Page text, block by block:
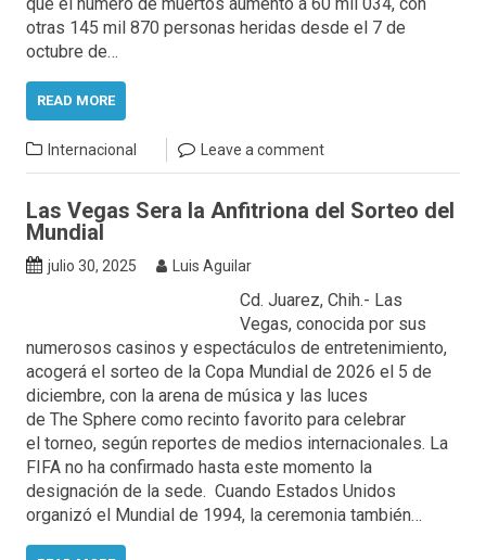
otras 145 mil 870 personas heridas desde el 7 de
octubre de…
READ MORE
Internacional Leave a comment
Las Vegas Sera la Anfitriona del Sorteo del
Mundial
julio 30, 2025 Luis Aguilar
Cd. Juarez, Chih.- Las
Vegas, conocida por sus
numerosos casinos y espectáculos de entretenimiento,
acogerá el sorteo de la Copa Mundial de 2026 el 5 de
diciembre, con la arena de música y las luces
de The Sphere como recinto favorito para celebrar
el torneo, según reportes de medios internacionales. La
FIFA no ha confirmado hasta este momento la
designación de la sede. Cuando Estados Unidos
organizó el Mundial de 1994, la ceremonia también…